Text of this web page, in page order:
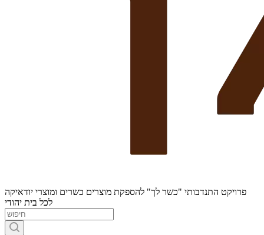
פרויקט התנדבותי "כשר לך" להספקת מוצרים כשרים ומוצרי יודאיקה
לכל בית יהודי